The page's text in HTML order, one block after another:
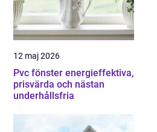
12 maj 2026
Pvc fönster energieffektiva,
prisvärda och nästan
underhållsfria